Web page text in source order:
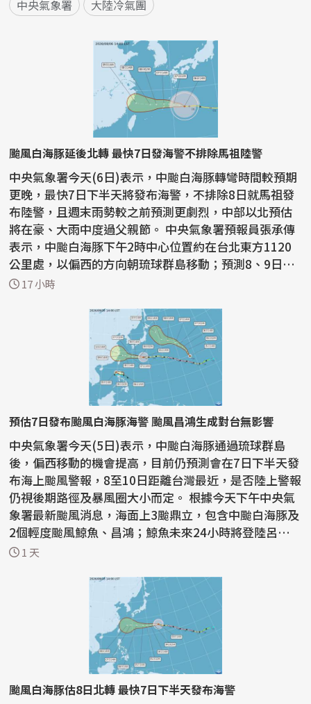
中央氣象署 大陸冷氣團
颱風白海豚延後北轉 最快7日發海警不排除馬祖陸警
中央氣象署今天(6日)表示，中颱白海豚轉彎時間較預期
更晚，最快7日下半天將發布海警，不排除8日就馬祖發
布陸警，且週末雨勢較之前預測更劇烈，中部以北預估
將在豪、大雨中度過父親節。 中央氣象署預報員張承傳
表示，中颱白海豚下午2時中心位置約在台北東方1120
公里處，以偏西的方向朝琉球群島移動；預測8、9日會
通過台...
17 小時
預估7日發布颱風白海豚海警 颱風昌鴻生成對台無影響
中央氣象署今天(5日)表示，中颱白海豚通過琉球群島
後，偏西移動的機會提高，目前仍預測會在7日下半天發
布海上颱風警報，8至10日距離台灣最近，是否陸上警報
仍視後期路徑及暴風圈大小而定。 根據今天下午中央氣
象署最新颱風消息，海面上3颱鼎立，包含中颱白海豚及
2個輕度颱風鯨魚、昌鴻；鯨魚未來24小時將登陸呂宋
島...1 天
颱風白海豚估8日北轉 最快7日下半天發布海警